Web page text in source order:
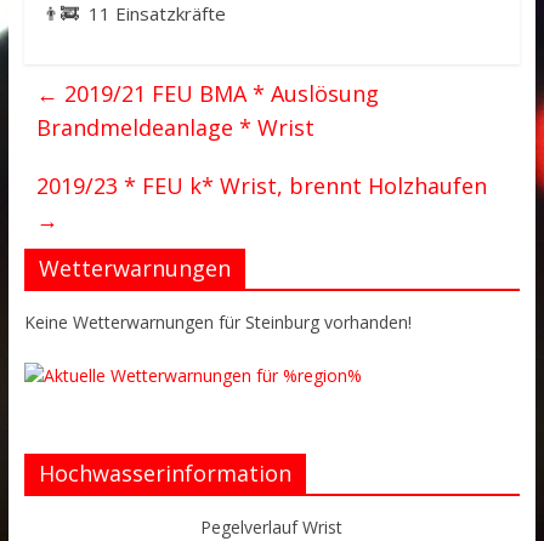
👨‍🚒 11 Einsatzkräfte
← 2019/21 FEU BMA * Auslösung
Brandmeldeanlage * Wrist
2019/23 * FEU k* Wrist, brennt Holzhaufen
→
Wetterwarnungen
Keine Wetterwarnungen für Steinburg vorhanden!
Hochwasserinformation
Pegelverlauf Wrist